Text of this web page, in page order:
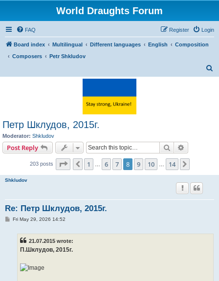
World Draughts Forum
FAQ Login
Register
Board index Multilingual Different languages English
Composition
Composers
Petr Shkludov
Петр Шклудов, 2015г.
Moderator: Shkludov
Post Reply Search
203 posts Page of14
Previous
1 … 6 7 8 9 10 … 14
Shkludov
Re: Петр Шклудов, 2015г.
PFri May 29, 2026 14:52
21.07.2015 wrote:
П.Шклудов, 2015г.